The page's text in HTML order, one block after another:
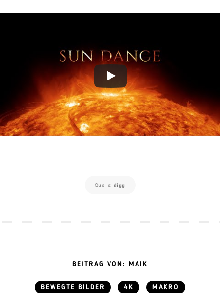
Quelle: digg
BEITRAG VON: MAIK
BEWEGTE BILDER 4K MAKRO